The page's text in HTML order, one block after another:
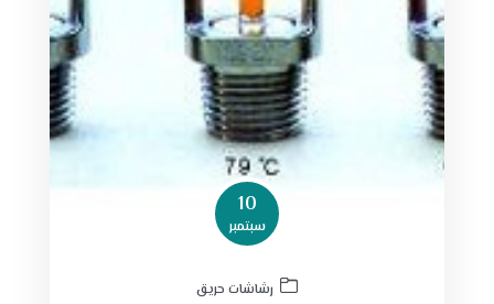
10
سبتمبر
رشاشات حريق